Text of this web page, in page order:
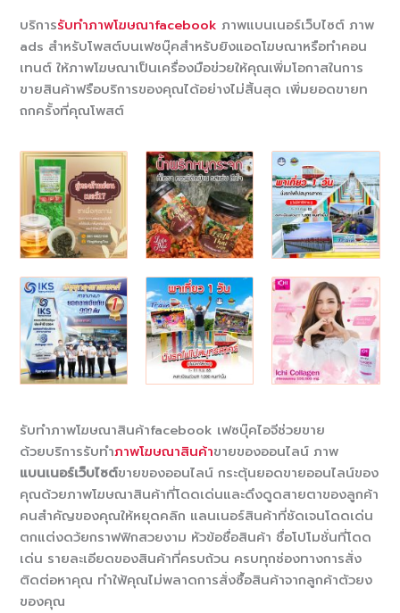
บริการรับทำภาพโฆษณาfacebook ภาพแบนเนอร์เว็บไซต์ ภาพ
ads สำหรับโพสต์บนเฟซบุ๊คสำหรับยิงแอดโฆษณาหรือทำคอน
เทนต์ ให้ภาพโฆษณาเป็นเครื่องมือข่วยให้คุณเพิ่มโอกาสในการ
ขายสินค้าฟรือบริการของคุณได้อย่างไม่สิ้นสุด เพิ่มยอดขายท
ถกครั้งที่คุณโพสต์
รับทำภาพโฆษณาสินค้าfacebook เฟซบุ๊คไอจีช่วยขาย
ด้วยบริการรับทำภาพโฆษณาสินค้าขายของออนไลน์ ภาพ
แบนเนอร์เว็บไซต์ขายของออนไลน์ กระตุ้นยอดขายออนไลน์ของ
คุณด้วยภาพโฆษณาสินค้าที่โดดเด่นและดึงดูดสายตาของลูกค้า
คนสำคัญของคุณให้หยุดคลิก แลนเนอร์สินค้าที่ชัดเจนโดดเด่น
ตกแต่งดว้ยกราฟฟิกสวยงาม หัวข้อชื่อสินค้า ชื่อโปโมชั่นที่โดด
เด่น รายละเอียดของสินค้าที่ครบถ้วน ครบทุกช่องทางการสั่ง
ติดต่อหาคุณ ทำใฟ้คุณไม่พลาดการสั่งซื้อสินค้าจากลูกค้าตัวยง
ของคุณ